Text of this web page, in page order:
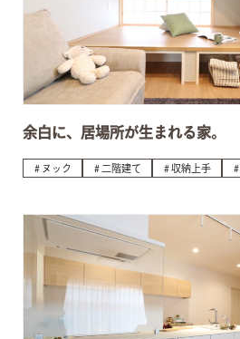
余白に、居場所が生まれる家。
ヌック 二階建て 収納上手